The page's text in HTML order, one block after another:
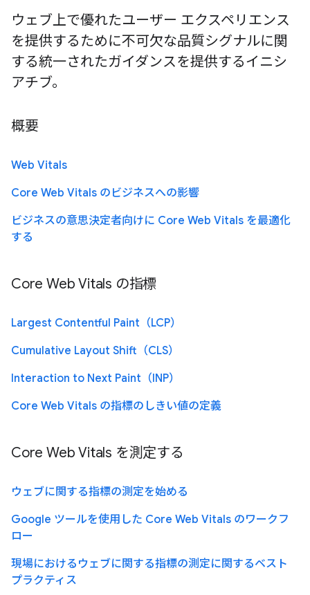
ウェブ上で優れたユーザー エクスペリエンス
を提供するために不可欠な品質シグナルに関
する統一されたガイダンスを提供するイニシ
アチブ。
概要
Web Vitals
Core Web Vitals のビジネスへの影響
ビジネスの意思決定者向けに Core Web Vitals を最適化
する
Core Web Vitals の指標
Largest Contentful Paint（LCP）
Cumulative Layout Shift（CLS）
Interaction to Next Paint（INP）
Core Web Vitals の指標のしきい値の定義
Core Web Vitals を測定する
ウェブに関する指標の測定を始める
Google ツールを使用した Core Web Vitals のワークフ
ロー
現場におけるウェブに関する指標の測定に関するベスト
プラクティス